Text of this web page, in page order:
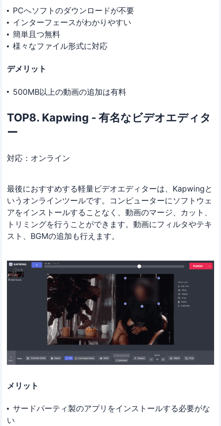
PCへソフトのダウンロードが不要
インターフェースがわかりやすい
簡単且つ無料
様々なファイル形式に対応
デメリット
500MB以上の動画の追加は有料
TOP8. Kapwing - 有名なビデオエディタ
ー
対応：オンライン
最後におすすめする軽量ビデオエディターは、Kapwingと
いうオンラインツールです。コンピューターにソフトウェ
アをインストールすることなく、動画のマージ、カット、
トリミングを行うことができます。動画にフィルタやテキ
スト、BGMの追加も行えます。
メリット
サードパーティ製のアプリをインストールする必要がな
い